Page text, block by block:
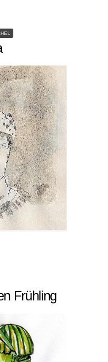
Frühling